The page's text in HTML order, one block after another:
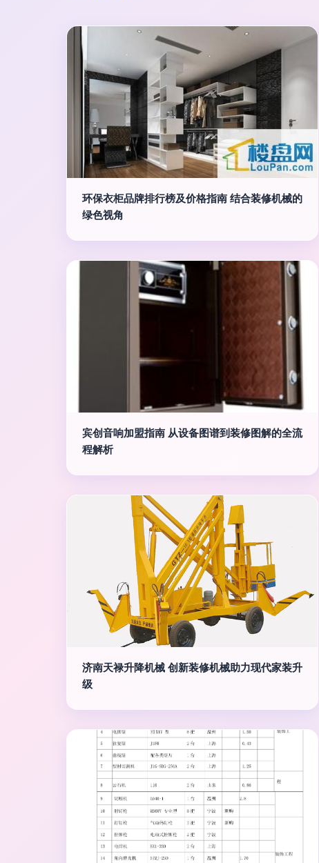
环保衣柜品牌排行榜及价格指南 结合装修机械的
绿色视角
宾创音响加盟指南 从设备图谱到装修图解的全流
程解析
济南天禄升降机械 创新装修机械助力现代家装升
级